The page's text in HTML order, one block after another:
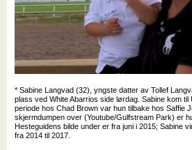
* Sabine Langvad (32), yngste datter av Tollef
plass ved White Abarrios side lørdag. Sabine kom
periode hos Chad Brown var hun tilbake hos Saffie
skjermdumpen over (Youtube/Gulfstream Park) er
Hesteguidens bilde under er fra juni i 2015; Sabine
fra 2014 til 2017.